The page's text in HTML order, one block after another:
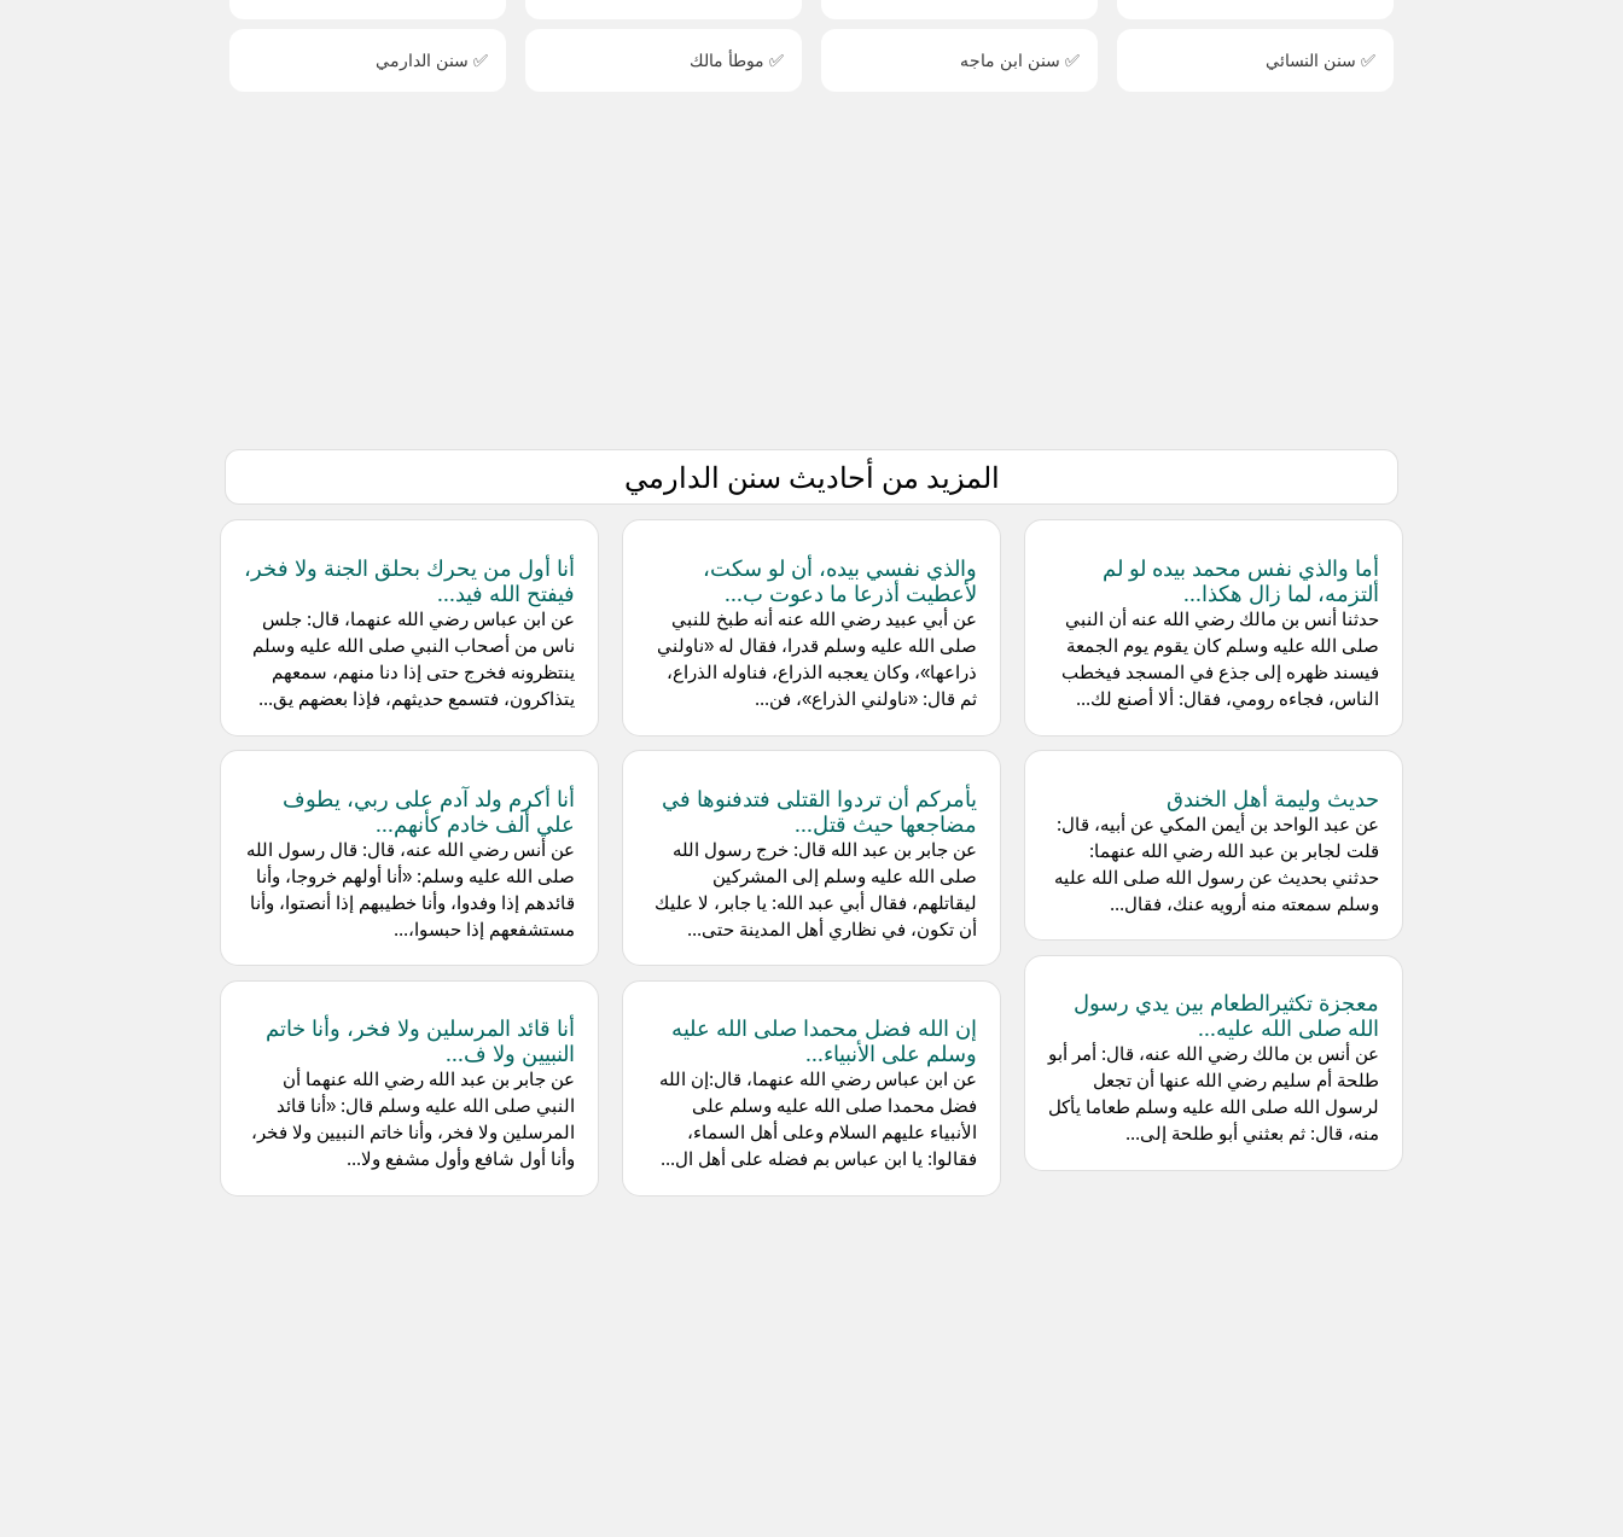
✅ سنن النسائي ✅ سنن ابن ماجه ✅ موطأ مالك ✅ سنن الدارمي
المزيد من أحاديث سنن الدارمي
أما والذي نفس محمد بيده لو لم
ألتزمه، لما زال هكذا...
حدثنا أنس بن مالك رضي الله عنه أن النبي
صلى الله عليه وسلم كان يقوم يوم الجمعة
فيسند ظهره إلى جذع في المسجد فيخطب
الناس، فجاءه رومي، فقال: ألا أصنع لك...
حديث وليمة أهل الخندق
عن عبد الواحد بن أيمن المكي عن أبيه، قال:
قلت لجابر بن عبد الله رضي الله عنهما:
حدثني بحديث عن رسول الله صلى الله عليه
وسلم سمعته منه أرويه عنك، فقال...
معجزة تكثيرالطعام بين يدي رسول
الله صلى الله عليه...
عن أنس بن مالك رضي الله عنه، قال: أمر أبو
طلحة أم سليم رضي الله عنها أن تجعل
لرسول الله صلى الله عليه وسلم طعاما يأكل
منه، قال: ثم بعثني أبو طلحة إلى...
والذي نفسي بيده، أن لو سكت،
لأعطيت أذرعا ما دعوت ب...
عن أبي عبيد رضي الله عنه أنه طبخ للنبي
صلى الله عليه وسلم قدرا، فقال له «ناولني
ذراعها»، وكان يعجبه الذراع، فناوله الذراع،
ثم قال: «ناولني الذراع»، فن...
يأمركم أن تردوا القتلى فتدفنوها في
مضاجعها حيث قتل...
عن جابر بن عبد الله قال: خرج رسول الله
صلى الله عليه وسلم إلى المشركين
ليقاتلهم، فقال أبي عبد الله: يا جابر، لا عليك
أن تكون، في نظاري أهل المدينة حتى...
إن الله فضل محمدا صلى الله عليه
وسلم على الأنبياء...
عن ابن عباس رضي الله عنهما، قال:إن الله
فضل محمدا صلى الله عليه وسلم على
الأنبياء عليهم السلام وعلى أهل السماء،
فقالوا: يا ابن عباس بم فضله على أهل ال...
أنا أول من يحرك بحلق الجنة ولا فخر،
فيفتح الله فيد...
عن ابن عباس رضي الله عنهما، قال: جلس
ناس من أصحاب النبي صلى الله عليه وسلم
ينتظرونه فخرج حتى إذا دنا منهم، سمعهم
يتذاكرون، فتسمع حديثهم، فإذا بعضهم يق...
أنا أكرم ولد آدم على ربي، يطوف
علي ألف خادم كأنهم...
عن أنس رضي الله عنه، قال: قال رسول الله
صلى الله عليه وسلم: «أنا أولهم خروجا، وأنا
قائدهم إذا وفدوا، وأنا خطيبهم إذا أنصتوا، وأنا
مستشفعهم إذا حبسوا،...
أنا قائد المرسلين ولا فخر، وأنا خاتم
النبيين ولا ف...
عن جابر بن عبد الله رضي الله عنهما أن
النبي صلى الله عليه وسلم قال: «أنا قائد
المرسلين ولا فخر، وأنا خاتم النبيين ولا فخر،
وأنا أول شافع وأول مشفع ولا...